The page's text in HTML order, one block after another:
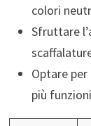
colori
Sfruttare
Optare per
più